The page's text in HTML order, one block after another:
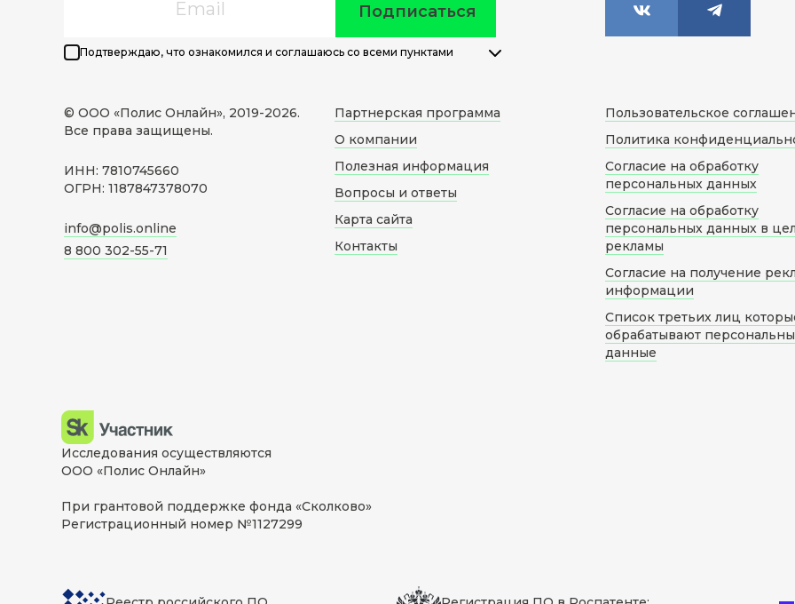
Подписаться
Подтверждаю, что ознакомился и соглашаюсь со всеми пунктами
© ООО «Полис Онлайн», 2019-2026.
Все права защищены.
ИНН: 7810745660
ОГРН: 1187847378070
info@polis.online
8 800 302-55-71
Партнерская программа
О компании
Полезная информация
Вопросы и ответы
Карта сайта
Контакты
Пользовательское
Политика
Согласие на обработку
персональных данных
Согласие на обработку
персональных данных в
рекламы
Согласие на получение
информации
Список третьих лиц
обрабатывают
данные
Исследования осуществляются
ООО «Полис Онлайн»
При грантовой поддержке фонда «Сколково»
Регистрационный номер №1127299